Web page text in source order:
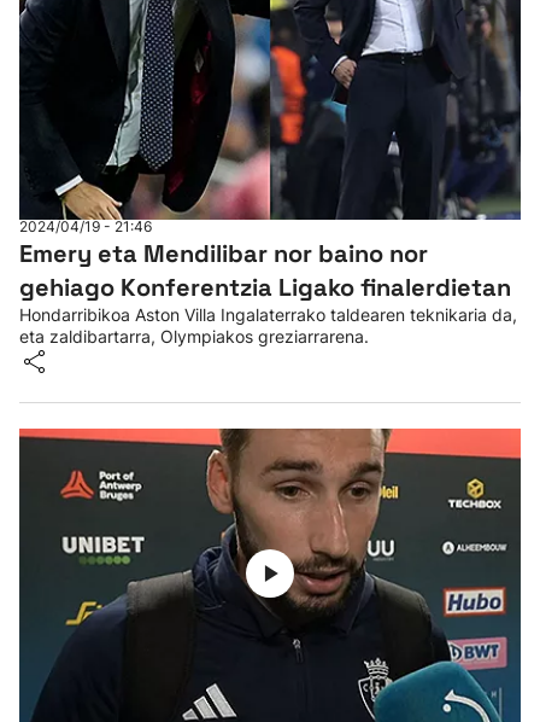
2024/04/19 - 21:46
Emery eta Mendilibar nor baino nor
gehiago Konferentzia Ligako finalerdietan
Hondarribikoa Aston Villa Ingalaterrako taldearen teknikaria da,
eta zaldibartarra, Olympiakos greziarrarena.